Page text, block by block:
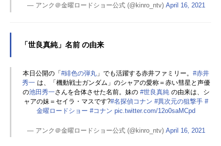
— アンク＠金曜ロードショー公式 (@kinro_ntv) April 16, 2021
「世良真純」名前 の由来
本日公開の「#緋色の弾丸 」でも活躍する赤井ファミリー。#赤井
秀一 は、「機動戦士ガンダム」のシャアの愛称＝赤い彗星と声優
の池田秀一さんを合体させた名前。妹の #世良真純の由来は、シ
ャアの妹＝セイラ・マスです?#名探偵コナン #異次元の狙撃手 #
金曜ロードショー #コナン pic.twitter.com/12o0saMCpd
— アンク＠金曜ロードショー公式 (@kinro_ntv) April 16, 2021